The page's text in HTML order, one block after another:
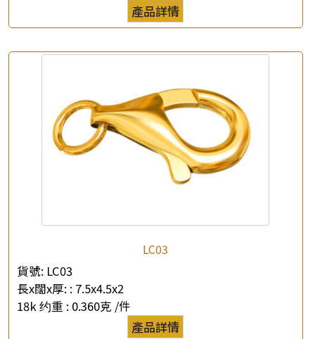
查詢以下產品
產品詳情
LC03
貨號: LC03
長x闊x厚: : 7.5x4.5x2
18k 约重 : 0.360克 /件
產品詳情